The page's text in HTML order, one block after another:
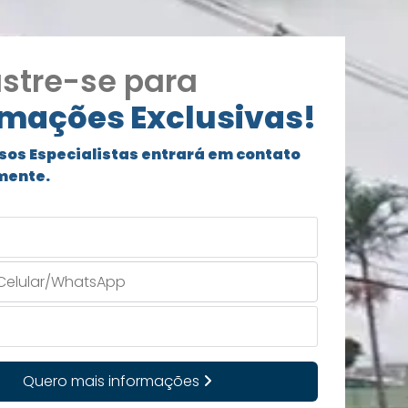
se para
Exclusivas!
Especialistas entrará em contato
Quero mais informações